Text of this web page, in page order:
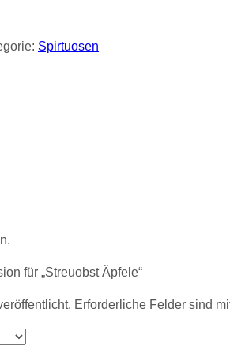
Spirtuosen
für „Streuobst Äpfele“
Erforderliche Felder sind